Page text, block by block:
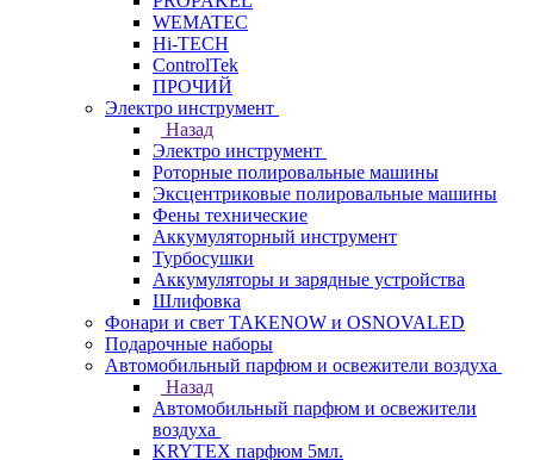
WEMATEC
Hi-TECH
ControlTek
ПРОЧИЙ
Электро инструмент
Назад
Электро инструмент
Роторные полировальные машины
Эксцентриковые полировальные машины
Фены технические
Аккумуляторный инструмент
Турбосушки
Аккумуляторы и зарядные устройства
Шлифовка
Фонари и свет TAKENOW и OSNOVALED
Подарочные наборы
Автомобильный парфюм и освежители воздуха
Назад
Автомобильный парфюм и освежители
воздуха
KRYTEX парфюм 5мл.